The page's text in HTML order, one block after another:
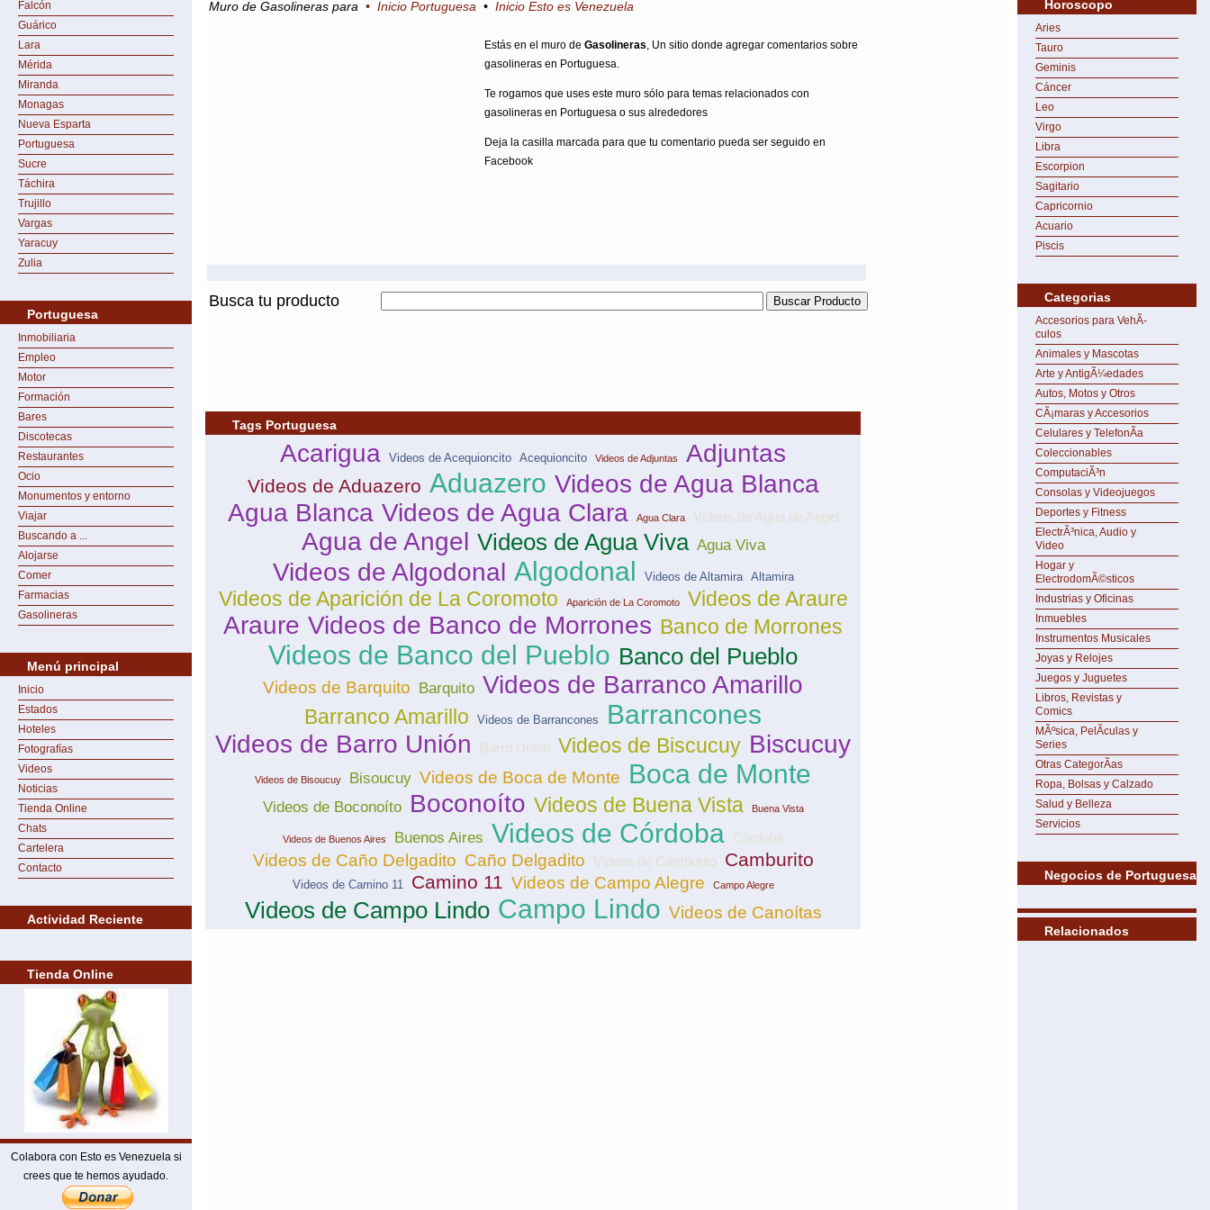
Falcón
Guárico
Lara
Mérida
Miranda
Monagas
Nueva Esparta
Portuguesa
Sucre
Táchira
Trujillo
Vargas
Yaracuy
Zulia
Portuguesa
Inmobiliaria
Empleo
Motor
Formación
Bares
Discotecas
Restaurantes
Ocio
Monumentos y entorno
Viajar
Buscando a ...
Alojarse
Comer
Farmacias
Gasolineras
Menú principal
Inicio
Estados
Hoteles
Fotografías
Videos
Noticias
Tienda Online
Chats
Cartelera
Contacto
Actividad Reciente
Tienda Online
Colabora con Esto es Venezuela si
crees que te hemos ayudado.
Muro de Gasolineras para • Inicio Portuguesa • Inicio Esto es Venezuela
Estás en el muro de Gasolineras, Un sitio donde agregar comentarios sobre
gasolineras en Portuguesa.
Te rogamos que uses este muro sólo para temas relacionados con
gasolineras en Portuguesa o sus alrededores
Deja la casilla marcada para que tu comentario pueda ser seguido en
Facebook
Busca tu producto
Tags Portuguesa
Acarigua Videos de Acequioncito Acequioncito Videos de Adjuntas Adjuntas
Videos de Aduazero Aduazero Videos de Agua Blanca
Agua Blanca Videos de Agua Clara Agua Clara Videos de Agua de Angel
Agua de Angel Videos de Agua Viva Agua Viva
Videos de Algodonal Algodonal Videos de Altamira Altamira
Videos de Aparición de La Coromoto Aparición de La Coromoto Videos de Araure
Araure Videos de Banco de Morrones Banco de Morrones
Videos de Banco del Pueblo Banco del Pueblo
Videos de Barquito Barquito Videos de Barranco Amarillo
Barranco Amarillo Videos de Barrancones Barrancones
Videos de Barro Unión Barro Unión Videos de Biscucuy Biscucuy
Videos de Bisoucuy Bisoucuy Videos de Boca de Monte Boca de Monte
Videos de Boconoíto Boconoíto Videos de Buena Vista Buena Vista
Videos de Buenos Aires Buenos Aires Videos de Córdoba Córdoba
Videos de Caño Delgadito Caño Delgadito Videos de Camburito Camburito
Videos de Camino 11 Camino 11 Videos de Campo Alegre Campo Alegre
Videos de Campo Lindo Campo Lindo Videos de Canoítas
Horoscopo
Aries
Tauro
Geminis
Cáncer
Leo
Virgo
Libra
Escorpion
Sagitario
Capricornio
Acuario
Piscis
Categorias
Accesorios para VehÃ­
culos
Animales y Mascotas
Arte y AntigÃ¼edades
Autos, Motos y Otros
CÃ¡maras y Accesorios
Celulares y TelefonÃ­a
Coleccionables
ComputaciÃ³n
Consolas y Videojuegos
Deportes y Fitness
ElectrÃ³nica, Audio y
Video
Hogar y
ElectrodomÃ©sticos
Industrias y Oficinas
Inmuebles
Instrumentos Musicales
Joyas y Relojes
Juegos y Juguetes
Libros, Revistas y
Comics
MÃºsica, PelÃ­culas y
Series
Otras CategorÃ­as
Ropa, Bolsas y Calzado
Salud y Belleza
Servicios
Negocios de Portuguesa
Relacionados